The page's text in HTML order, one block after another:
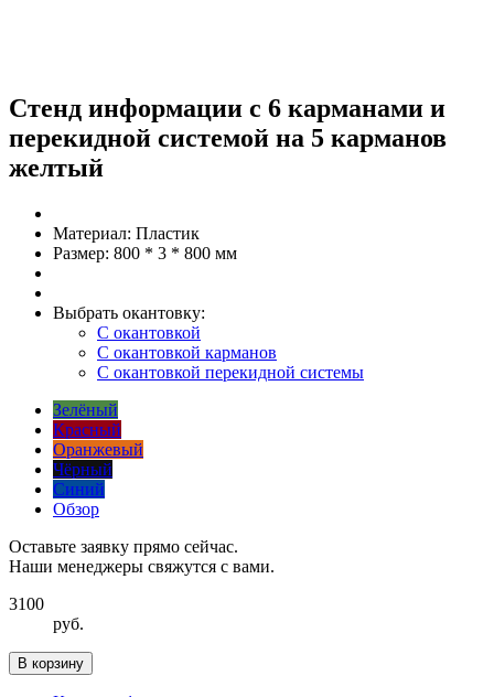
Стенд информации с 6 карманами и
перекидной системой на 5 карманов
желтый
Материал: Пластик
Размер: 800 * 3 * 800 мм
Выбрать окантовку:
С окантовкой
С окантовкой карманов
С окантовкой перекидной системы
Зелёный
Красный
Оранжевый
Чёрный
Синий
Обзор
Оставьте заявку прямо сейчас.
Наши менеджеры свяжутся с вами.
3100
руб.
В корзину